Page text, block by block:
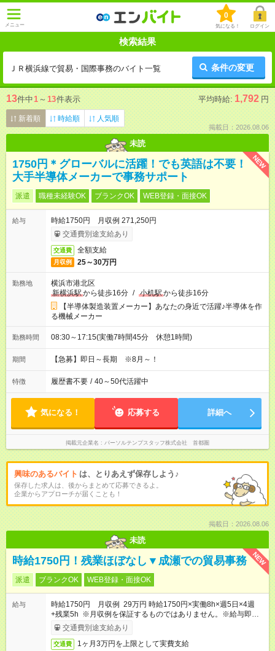
メニュー
0
気になる！ ログイン
検索結果
ＪＲ横浜線で貿易・国際事務のバイト一覧 条件の変更
13件中1 ～ 13件表示 平均時給: 1,792 円
新着順 時給順 人気順
掲載日：2026.08.06
未読
NEW
1750円＊グローバルに活躍！でも英語は不要！
大手半導体メーカーで事務サポート
派遣 職種未経験OK ブランクOK WEB登録・面接OK
給与
時給1750円 月収例 271,250円
交通費別途支給あり
交通費 全額支給
月収例 25～30万円
勤務地
横浜市港北区
新横浜駅から徒歩16分 / 小机駅から徒歩16分
【半導体製造装置メーカー】あなたの身近で活躍♪半導体を作
る機械メーカー
勤務時間 08:30～17:15(実働7時間45分 休憩1時間)
期間 【急募】即日～長期 ※8月～！
特徴 履歴書不要 / 40～50代活躍中
気になる！ 応募する 詳細へ
掲載元企業名 パーソルテンプスタッフ株式会社 首都圏
興味のあるバイト は、とりあえず保存しよう♪
保存した求人は、後からまとめて応募できるよ。
企業からアプローチが届くことも！
掲載日：2026.08.06
未読
NEW
時給1750円！残業ほぼなし▼成瀬での貿易事務
派遣 ブランクOK WEB登録・面接OK
給与
時給1750円 月収例 29万円 時給1750円×実働8h×週5日×4週
+残業5h ※月収例を保証するものではありません。※給与即受取
りサービス利用可（利用条件有）
交通費別途支給あり
交通費 1ヶ月3万円を上限として実費支給